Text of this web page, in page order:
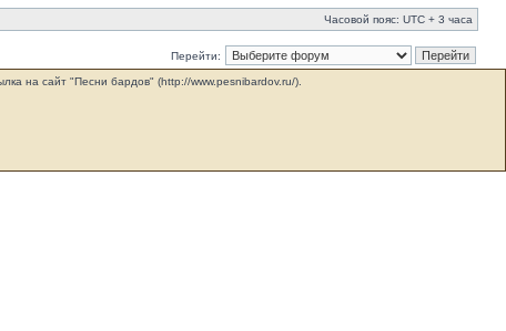
Часовой пояс: UTC + 3 часа
Перейти:
на сайт "Песни бардов" (http://www.pesnibardov.ru/).